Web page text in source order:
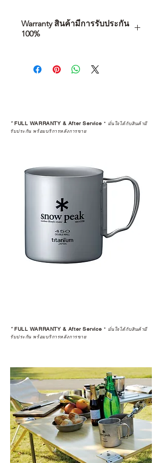
Warranty สินค้ามีการรับประกัน
100%
คุณตัดสินใจซื้อ แต่รวมไปถึง
“ประสบการณ์หลังการใช้งาน” ใน
STUDIO และร้านตัวแทนจำหน่ายที่
ได้รับการแต่งตั้งอย่างเป็นทางการ จะ
เป็นการให้คำแนะนำ การดูแลสินค้า
หรือการแก้ไขปัญหาที่อาจเกิดขึ้นใน
ก่อนตัดสินใจซื้อสินค้า เราอยาก
แนะนำให้คุณสอบถามทุกครั้งว่า ร้าน
ค้าที่คุณกำลังเลือกซื้อนั้น มีการรับ
ประกันสินค้าจากตัวแทนจำหน่าย
อย่างเป็นทางการหรือไม่ เพื่อให้คุณ
ในอุปกรณ์ที่คุณรัก มีคุณค่าอย่าง
ตัวแทนจำหน่ายที่ได้รับการแต่งตั้ง
เพื่อให้คุณได้รับทั้งสินค้า และ
ประสบการณ์ที่สมบูรณ์แบบในระยะ
ยาว
อ่านต่อเรื่องการรับประกันสินค้าได้
ตรงนี้
>>https://www.campstudio.co.th/
*FULL WARRANTY & After Service * มั่นใจได้กับสินค้ามี
รับประกัน พร้อมบริการหลังการขาย
*FULL WARRANTY & After Service * มั่นใจได้กับสินค้ามี
รับประกัน พร้อมบริการหลังการขาย